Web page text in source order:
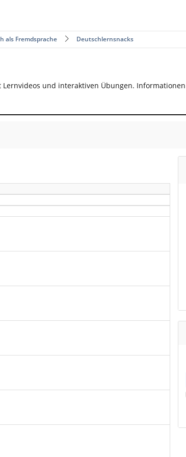
als Fremdsprache Deutschlernsnacks
und interaktiven Übungen. Informationen